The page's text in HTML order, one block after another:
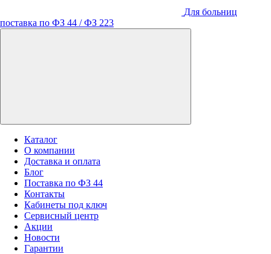
Для больниц
поставка по ФЗ 44 / ФЗ 223
Каталог
О компании
Доставка и оплата
Блог
Поставка по ФЗ 44
Контакты
Кабинеты под ключ
Сервисный центр
Акции
Новости
Гарантии